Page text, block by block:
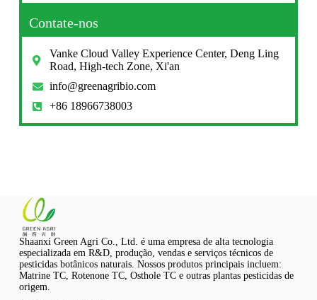
Contate-nos
Vanke Cloud Valley Experience Center, Deng Ling
Road, High-tech Zone, Xi'an
info@greenagribio.com
+86 18966738003
Shaanxi Green Agri Co., Ltd. é uma empresa de alta tecnologia
especializada em R&D, produção, vendas e serviços técnicos de
pesticidas botânicos naturais. Nossos produtos principais incluem:
Matrine TC, Rotenone TC, Osthole TC e outras plantas pesticidas de
origem.